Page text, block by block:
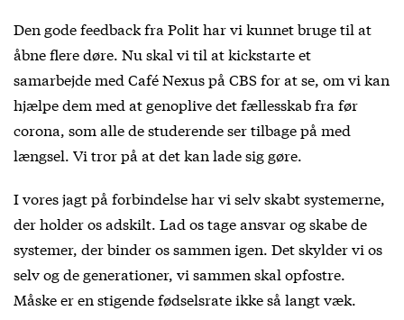
Den gode feedback fra Polit har vi kunnet bruge til at
åbne flere døre. Nu skal vi til at kickstarte et
samarbejde med Café Nexus på CBS for at se, om vi kan
hjælpe dem med at genoplive det fællesskab fra før
corona, som alle de studerende ser tilbage på med
længsel. Vi tror på at det kan lade sig gøre.
I vores jagt på forbindelse har vi selv skabt systemerne,
der holder os adskilt. Lad os tage ansvar og skabe de
systemer, der binder os sammen igen. Det skylder vi os
selv og de generationer, vi sammen skal opfostre.
Måske er en stigende fødselsrate ikke så langt væk.